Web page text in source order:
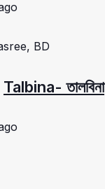
BD
Talbina- তালবিনা